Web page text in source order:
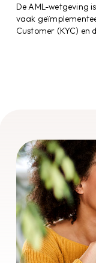
De AML-wetgeving
vaak
Customer (KYC) en